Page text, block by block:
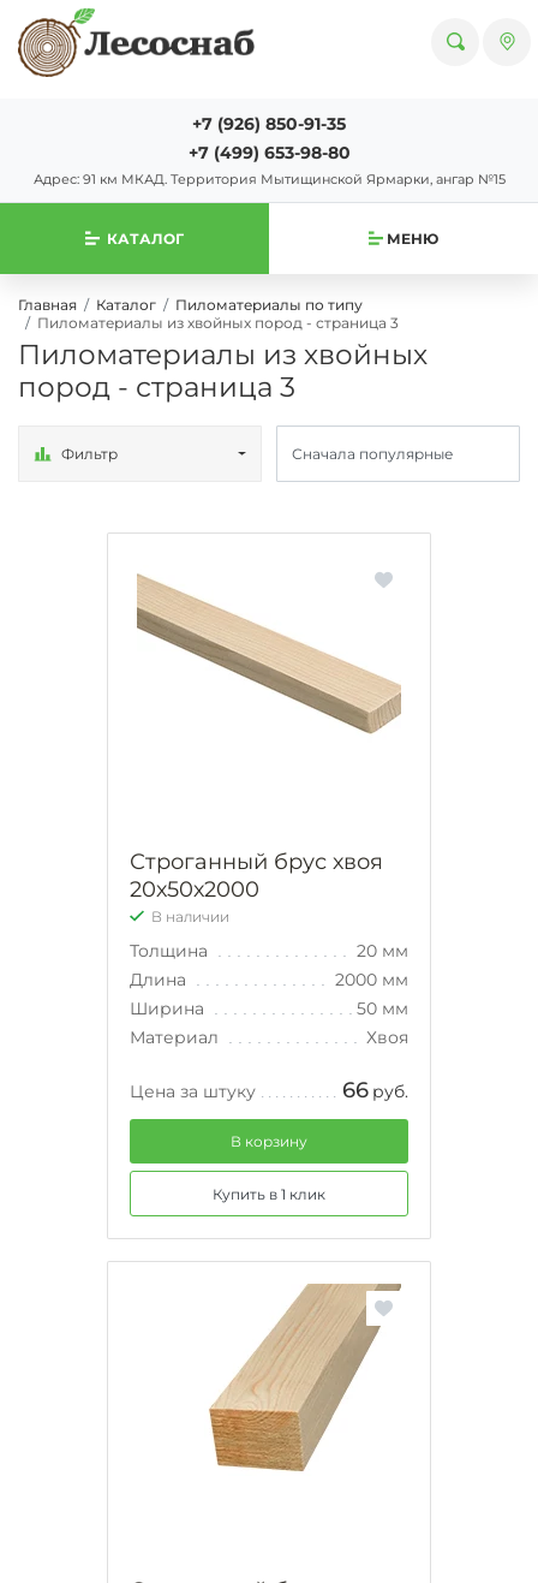
+7 (926) 850-91-35
+7 (499) 653-98-80
Адрес: 91 км МКАД. Территория Мытищинской Ярмарки, ангар №15
КАТАЛОГ МЕНЮ
Главная Каталог
Пиломатериалы по типу
Пиломатериалы из хвойных пород - страница 3
Пиломатериалы из хвойных
пород - страница 3
Фильтр
Строганный брус хвоя
20х50х2000
В наличии
Толщина
20 мм
Длина
2000 мм
Ширина
50 мм
Материал
Хвоя
Цена за штуку 66 руб.
В корзину
Купить в 1 клик